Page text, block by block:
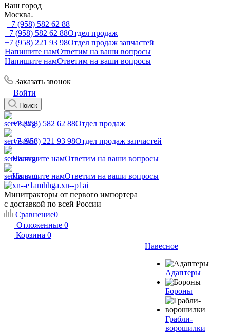
Ваш город
Москва
+7 (958) 582 62 88
+7 (958) 582 62 88Отдел продаж
+7 (958) 221 93 98Отдел продаж запчастей
Напишите намОтветим на ваши вопросы
Напишите намОтветим на ваши вопросы
Заказать звонок
Войти
Поиск
+7 (958) 582 62 88Отдел продаж
+7 (958) 221 93 98Отдел продаж запчастей
Напишите намОтветим на ваши вопросы
Напишите намОтветим на ваши вопросы
Минитракторы от первого импортера
с доставкой по всей России
Сравнение0
Отложенные 0
Корзина 0
Навесное
Адаптеры
Бороны
Грабли-
ворошилки